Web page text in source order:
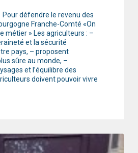
Pour défendre le revenu des
Franche-Comté «On
métier » Les agriculteurs : –
et la sécurité
pays, – proposent
sûre au monde, –
et l’équilibre des
doivent pouvoir vivre